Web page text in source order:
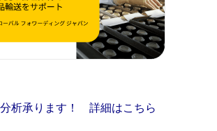
析承ります！ 詳細はこちら